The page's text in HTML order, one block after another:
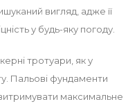
вигляд, адже її
у будь-яку погоду.
тротуари, як у
Пальові фундаменти
максимальне